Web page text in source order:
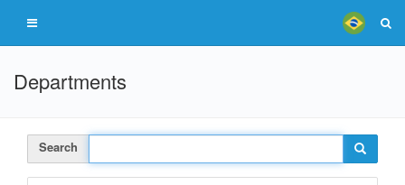
Departments
Search